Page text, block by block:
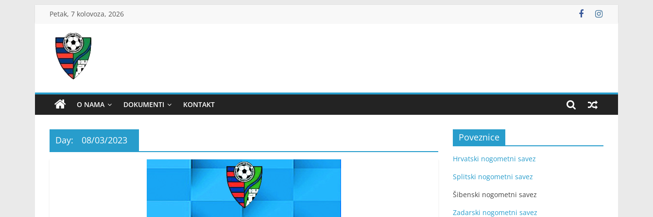
Petak, 7 kolovoza, 2026
ŽNS
Dubrovačko-
neretvanski
O NAMA DOKUMENTI KONTAKT
Day: 08/03/2023 Poveznice
Hrvatski nogometni savez
Splitski nogometni savez
Šibenski nogometni savez
Zadarski nogometni savez